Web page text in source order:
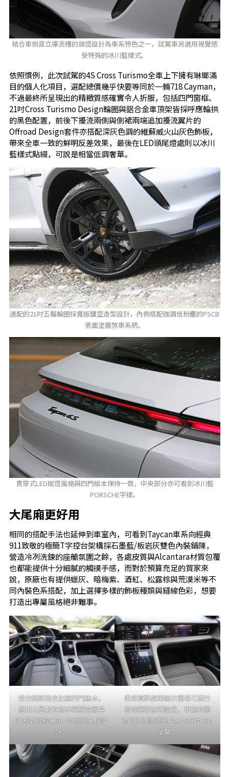
結合車側直立導流槽的頭燈設計為車系特色之一，試駕車另選用視覺感
受特殊的冰川藍樣式。
依照慣例，此次試駕的4S Cross Turismo全車上下擁有琳瑯滿
目的個人化項目，選配總價幾乎快要等同於一輛718 Cayman，
不過最終所呈現出的精緻質感確實令人折服，包括四門窗框、
21吋Cross Turismo Design輪圈與鋁合金車頂架皆採呼應輪拱
的黑色配置，前後下擾流兩側與側裙兩端追加擾流翼片的
Offroad Design套件亦搭配深灰色調的維蘇威火山灰色飾板，
帶來全車一致的鮮明反差效果，最後在LED頭尾燈處則以冰川
藍樣式點綴，可說是相當低調奢華。
選配的21吋五輻輪圈採寬版鏤空造型設計，內側搭配強調低粉塵的PSCB
表面塗層煞車系統。
貫穿式LED尾燈風格與四門版本保持一致，中央部分亦可看到冰川藍
PORSCHE字樣。
大尾廂更好用
相同的搭配手法也延伸到車室內，可看到Taycan車系向經典
911致敬的極簡T字控台架構採石墨藍/板岩灰雙色內裝鋪陳，
營造冷冽洗鍊的座艙氛圍之餘，各處皮質與Alcantara材質包覆
也都能提供十分細膩的觸摸手感，而對於預算充足的買家來
說，原廠也有提供蠟灰、暗梅紫、酒紅、松露棕與荒漠米等不
同內裝色系搭配，加上選擇多樣的飾板種類與縫線色彩，想要
打造出專屬風格絕非難事。
控台鋪陳完全比照四門版本，
運用大量數位顯示與觸控螢幕
達成致敬經典911的極簡風格設
計。
乘客資訊娛樂顯示螢幕可進行
音響與導航等設定，車輛相關
功能則仍須透過中央10.9吋PCM
螢幕。